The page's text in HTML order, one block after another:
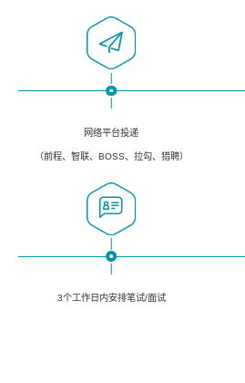
网络平台投递
（前程、智联、BOSS、拉勾、猎聘）
3个工作日内安排笔试/面试